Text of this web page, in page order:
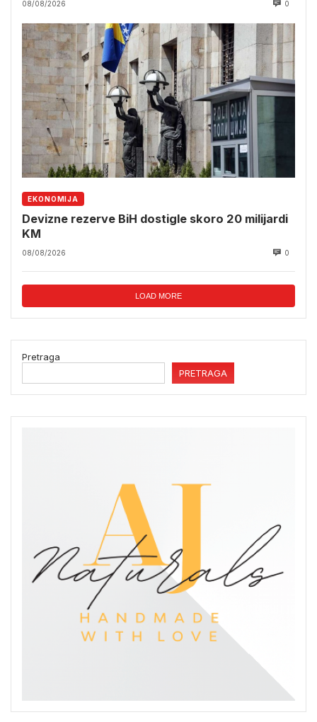
08/08/2026 0
EKONOMIJA
Devizne rezerve BiH dostigle skoro 20 milijardi
KM
08/08/2026 0
LOAD MORE
Pretraga
PRETRAGA